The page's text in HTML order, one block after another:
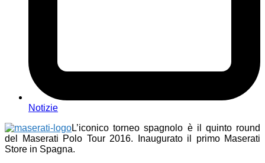
Notizie
L’iconico torneo spagnolo è il quinto round
del Maserati Polo Tour 2016. Inaugurato il primo Maserati
Store in Spagna.